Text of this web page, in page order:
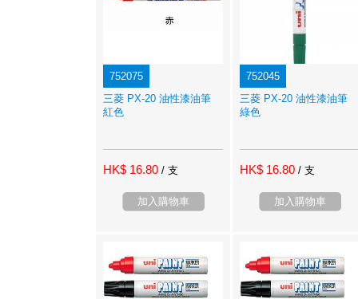
752075
三菱 PX-20 油性漆油筆
紅色
HK$ 16.80 / 支
加入購物車
752045
三菱 PX-20 油性漆油筆
綠色
HK$ 16.80 / 支
加入購物車